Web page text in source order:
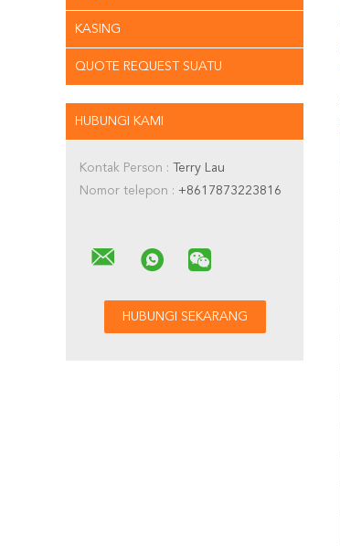
KASING
QUOTE REQUEST SUATU
HUBUNGI KAMI
Kontak Person : Terry Lau
Nomor telepon : +8617873223816